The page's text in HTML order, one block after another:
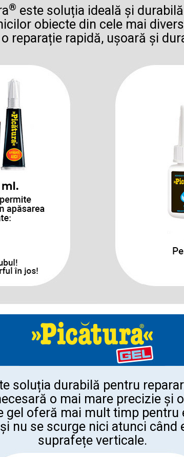
® este soluția ideală și
obiecte din cele mai
o reparație rapidă, ușoară și
soluția durabilă pentru
o mai mare precizie și
gel oferă mai mult timp pentru
nu se scurge nici atunci când
suprafețe verticale.